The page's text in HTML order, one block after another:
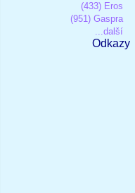
(433) Eros
(951) Gaspra
...další
Odkazy